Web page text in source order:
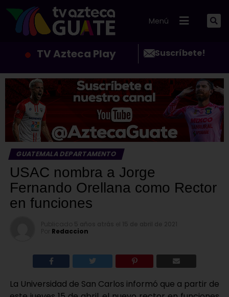
Menú
TV Azteca Play Suscríbete!
GUATEMALA DEPARTAMENTO
USAC nombra a Jorge
Fernando Orellana como Rector
en funciones
Redaccion
La Universidad de San Carlos informó que a partir de